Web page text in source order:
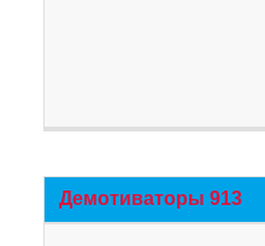
Демотиваторы 913